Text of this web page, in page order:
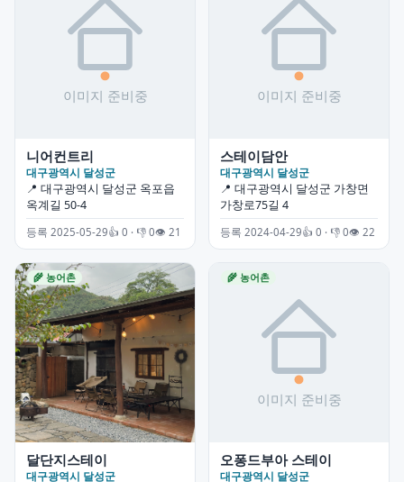
니어컨트리
대구광역시 달성군
📍 대구광역시 달성군 옥포읍
옥계길 50-4
등록 2025-05-29👍 0 · 👎 0👁 21
스테이담안
대구광역시 달성군
📍 대구광역시 달성군 가창면
가창로75길 4
등록 2024-04-29👍 0 · 👎 0👁 22
🌾 농어촌
달단지스테이
대구광역시 달성군
🌾 농어촌
오퐁드부아 스테이
대구광역시 달성군